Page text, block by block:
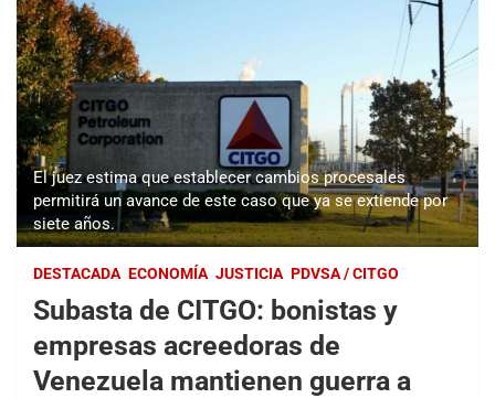
El juez estima que establecer cambios procesales
permitirá un avance de este caso que ya se extiende por
siete años.
DESTACADA ECONOMÍA JUSTICIA PDVSA / CITGO
Subasta de CITGO: bonistas y
empresas acreedoras de
Venezuela mantienen guerra a